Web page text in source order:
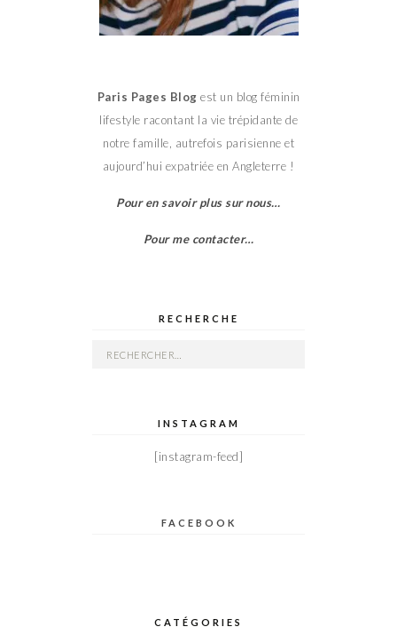
Paris Pages Blog est un blog féminin
lifestyle racontant la vie trépidante de
notre famille, autrefois parisienne et
aujourd’hui expatriée en Angleterre !
Pour en savoir plus sur nous…
Pour me contacter…
RECHERCHE
Rechercher :
INSTAGRAM
[instagram-feed]
FACEBOOK
CATÉGORIES